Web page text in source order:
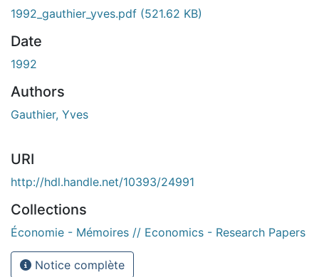
1992_gauthier_yves.pdf (521.62 KB)
Date
1992
Authors
Gauthier, Yves
URI
http://hdl.handle.net/10393/24991
Collections
Économie - Mémoires // Economics - Research Papers
Notice complète